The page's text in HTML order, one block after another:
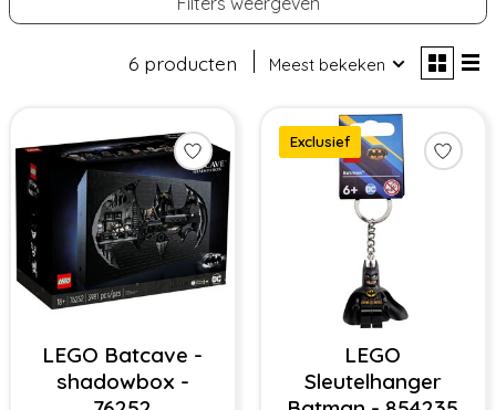
6 producten Meest bekeken
LEGO Batcave -
shadowbox -
Exclusief
LEGO
Sleutelhanger